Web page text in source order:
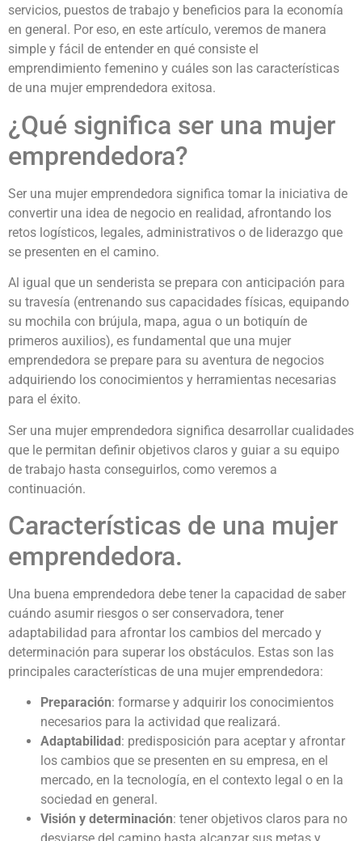
servicios, puestos de trabajo y beneficios para la economía
en general. Por eso, en este artículo, veremos de manera
simple y fácil de entender en qué consiste el
emprendimiento femenino y cuáles son las características
de una mujer emprendedora exitosa.
¿Qué significa ser una mujer
emprendedora?
Ser una mujer emprendedora significa tomar la iniciativa de
convertir una idea de negocio en realidad, afrontando los
retos logísticos, legales, administrativos o de liderazgo que
se presenten en el camino.
Al igual que un senderista se prepara con anticipación para
su travesía (entrenando sus capacidades físicas, equipando
su mochila con brújula, mapa, agua o un botiquín de
primeros auxilios), es fundamental que una mujer
emprendedora se prepare para su aventura de negocios
adquiriendo los conocimientos y herramientas necesarias
para el éxito.
Ser una mujer emprendedora significa desarrollar cualidades
que le permitan definir objetivos claros y guiar a su equipo
de trabajo hasta conseguirlos, como veremos a
continuación.
Características de una mujer
emprendedora.
Una buena emprendedora debe tener la capacidad de saber
cuándo asumir riesgos o ser conservadora, tener
adaptabilidad para afrontar los cambios del mercado y
determinación para superar los obstáculos. Estas son las
principales características de una mujer emprendedora:
Preparación: formarse y adquirir los conocimientos
necesarios para la actividad que realizará.
Adaptabilidad : predisposición para aceptar y afrontar
los cambios que se presenten en su empresa, en el
mercado, en la tecnología, en el contexto legal o en la
sociedad en general.
Visión y determinación: tener objetivos claros para no